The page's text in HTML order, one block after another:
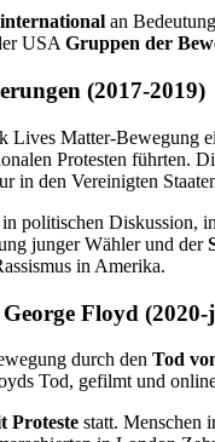
international an
USAGruppen der
(2017-2019)
Matter-Bewegung
Protesten führten.
in den Vereinigten
politischen Diskussion,
junger Wähler und der
in Amerika.
Floyd (2020-
durch den Tod
Tod, gefilmt und
Proteste statt. Menschen